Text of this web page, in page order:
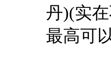
丹)(实
最高可